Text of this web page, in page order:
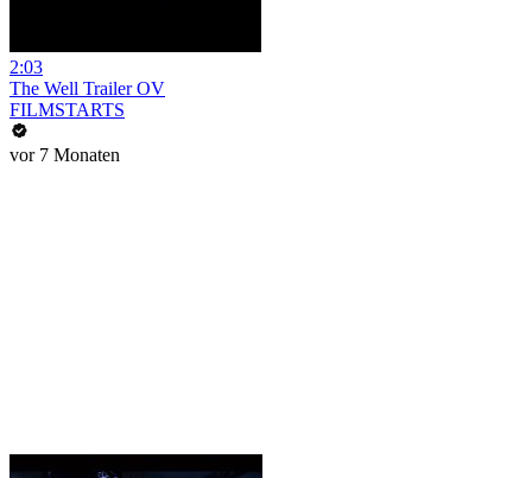
2:03
The Well Trailer OV
FILMSTARTS
vor 7 Monaten